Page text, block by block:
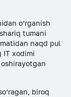
o‘rganish
tumani
naqd pul
IT xodimi
biroq